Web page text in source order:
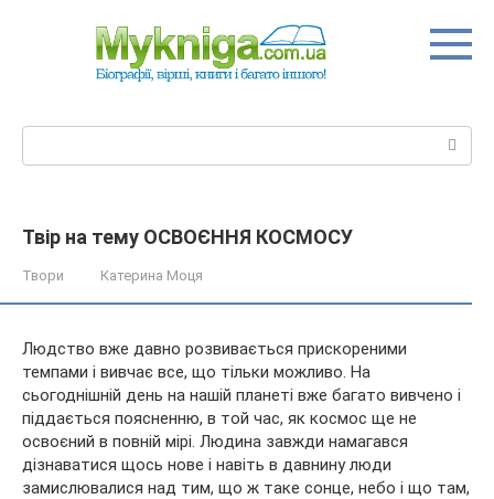
Твір на тему ОСВОЄННЯ КОСМОСУ
Твори Катерина Моця
Людство вже давно розвивається прискореними
темпами і вивчає все, що тільки можливо. На
сьогоднішній день на нашій планеті вже багато вивчено і
піддається поясненню, в той час, як космос ще не
освоєний в повній мірі. Людина завжди намагався
дізнаватися щось нове і навіть в давнину люди
замислювалися над тим, що ж таке сонце, небо і що там,